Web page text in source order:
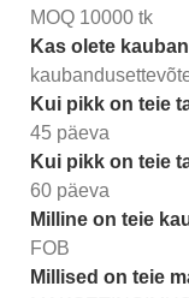
MOQ 10000 tk
Kas olete
Kui pikk on teie
45 päeva
Kui pikk on teie
60 päeva
Milline on teie
FOB
Millised on teie